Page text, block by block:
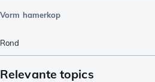
Vorm hamerkop
Rond
Relevante topics